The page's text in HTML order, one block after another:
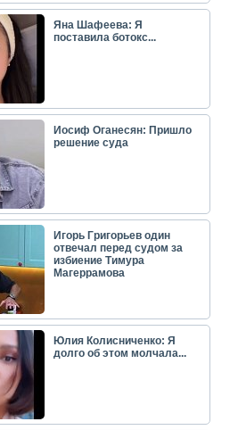
Яна Шафеева: Я
поставила ботокс...
Иосиф Оганесян: Пришло
решение суда
Игорь Григорьев один
отвечал перед судом за
избиение Тимура
Магеррамова
Юлия Колисниченко: Я
долго об этом молчала...